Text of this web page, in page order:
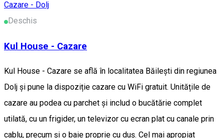
Cazare - Dolj
Deschis
Kul House - Cazare
Kul House - Cazare se află în localitatea Băileşti din regiunea
Dolj și pune la dispoziție cazare cu WiFi gratuit. Unitățile de
cazare au podea cu parchet și includ o bucătărie complet
utilată, cu un frigider, un televizor cu ecran plat cu canale prin
cablu, precum și o baie proprie cu duș. Cel mai apropiat